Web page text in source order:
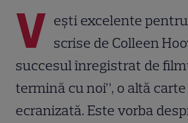
V ești excelente
scrise de Colleen
succesul înregistrat de
termină cu noi”, o altă
ecranizată. Este vorba